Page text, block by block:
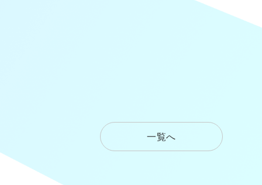
一覧へ